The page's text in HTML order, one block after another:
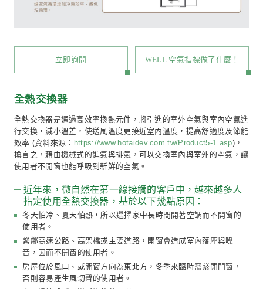
安裝吊隱式冷氣，天花板高度需降低 40 公分，規劃
吊隱式冷氣排水管應調整至天花板以上高度。